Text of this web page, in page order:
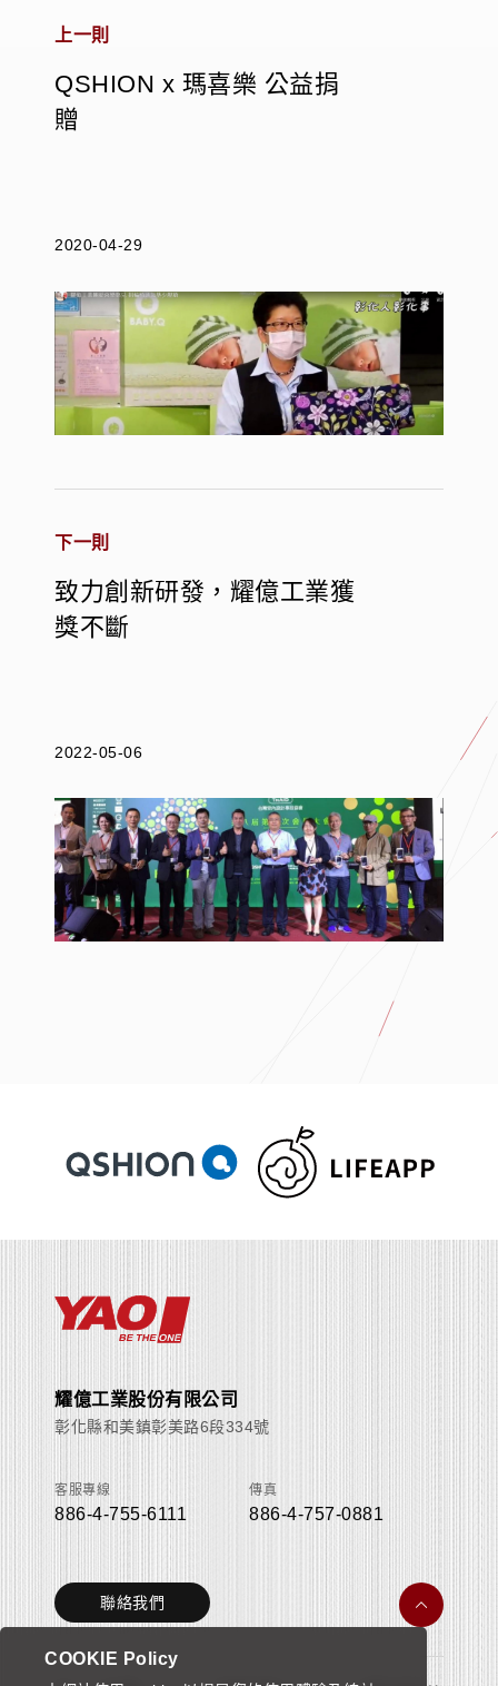
COOKIE Policy
QSHION x 瑪喜樂 公益捐
贈
2020-04-29
上一則
致力創新研發，耀億工業獲
獎不斷
2022-05-06
下一則
耀億工業股份有限公司
彰化縣和美鎮彰美路6段334號
客服專線
886-4-755-6111
傳真
886-4-757-0881
聯絡我們